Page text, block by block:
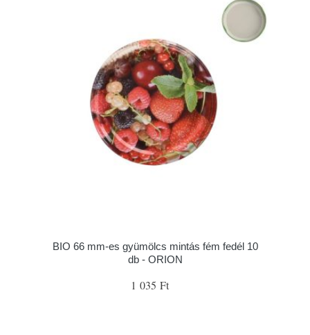
BIO 66 mm-es gyümölcs mintás fém fedél 10
db - ORION
1 035 Ft